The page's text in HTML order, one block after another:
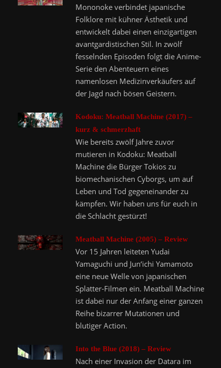
Mononoke verbindet japanische
Folklore mit kühner Ästhetik und
entwickelt dabei einen einzigartigen
avantgardistischen Stil. In zwölf
fesselnden Episoden folgt die Anime-
Serie den Abenteuern eines
namenlosen Medizinverkäufers auf
der Jagd nach bösen Geistern.
Kodoku: Meatball Machine (2017) –
kurz & schmerzhaft
Wie bereits zwölf Jahre zuvor
mutieren in Kodoku: Meatball
Machine die Bürger Tokios zu
biomechanischen Cyborgs, um auf
Leben und Tod gegeneinander zu
kämpfen. Wir haben uns für euch in
die Schlacht gestürzt!
Meatball Machine (2005) – Review
Vor 15 Jahren leiteten Yudai
Yamaguchi und Jun‘ichi Yamamoto
eine neue Welle von japanischen
Splatter-Filmen ein. Meatball Machine
ist dabei nur der Anfang einer ganzen
Reihe bizarrer Mutationen und
blutiger Action.
Into the Blue (2018) – Review
Nach einer Invasion der Datara im